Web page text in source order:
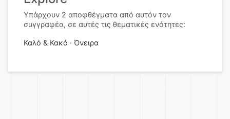
Υπάρχουν 2 αποφθέγματα από αυτόν τον
συγγραφέα, σε αυτές τις θεματικές ενότητες:
Καλό & Κακό Όνειρα